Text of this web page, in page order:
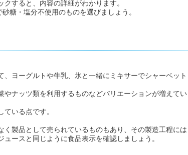
すると、内容の詳細がわかります。
糖・塩分不使用のものを選びましょう。
ヨーグルトや牛乳、氷と一緒にミキサーでシャーベット
やナッツ類を利用するものなどバリエーションが増えてい
いる点です。
く製品として売られているものもあり、その製造工程には
ースと同じように食品表示を確認しましょう。